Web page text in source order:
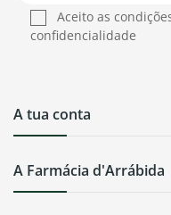
A Farmácia d'Arrábida
A tua conta
Aceito as
confidencialidade